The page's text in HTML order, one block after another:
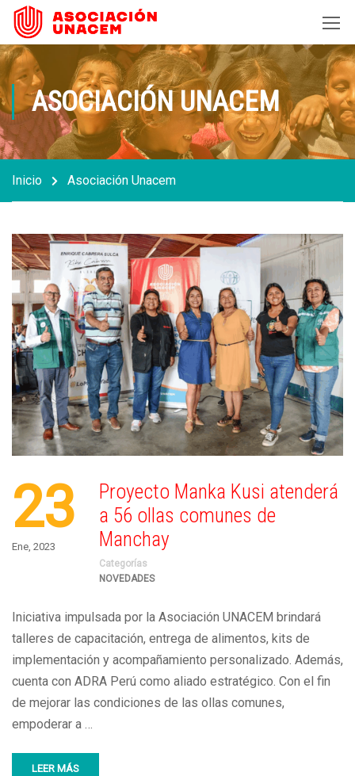
ASOCIACIÓN UNACEM
Inicio Asociación Unacem
23
Ene, 2023
Proyecto Manka Kusi atenderá
a 56 ollas comunes de
Manchay
Categorías
NOVEDADES
Iniciativa impulsada por la Asociación UNACEM brindará
talleres de capacitación, entrega de alimentos, kits de
implementación y acompañamiento personalizado. Además,
cuenta con ADRA Perú como aliado estratégico. Con el fin
de mejorar las condiciones de las ollas comunes,
empoderar a …
LEER MÁS